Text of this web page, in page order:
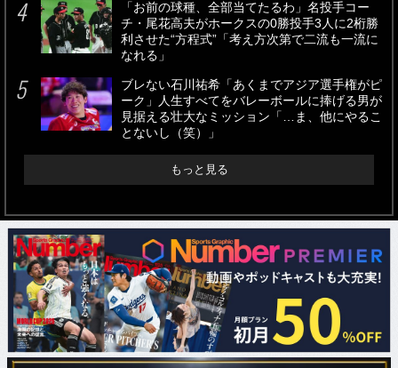
「お前の球種、全部当てたるわ」名投手コー
チ・尾花高夫がホークスの0勝投手3人に2桁勝
利させた“方程式”「考え方次第で二流も一流に
なれる」
ブレない石川祐希「あくまでアジア選手権がピ
ーク」人生すべてをバレーボールに捧げる男が
見据える壮大なミッション「…ま、他にやるこ
とないし（笑）」
もっと見る